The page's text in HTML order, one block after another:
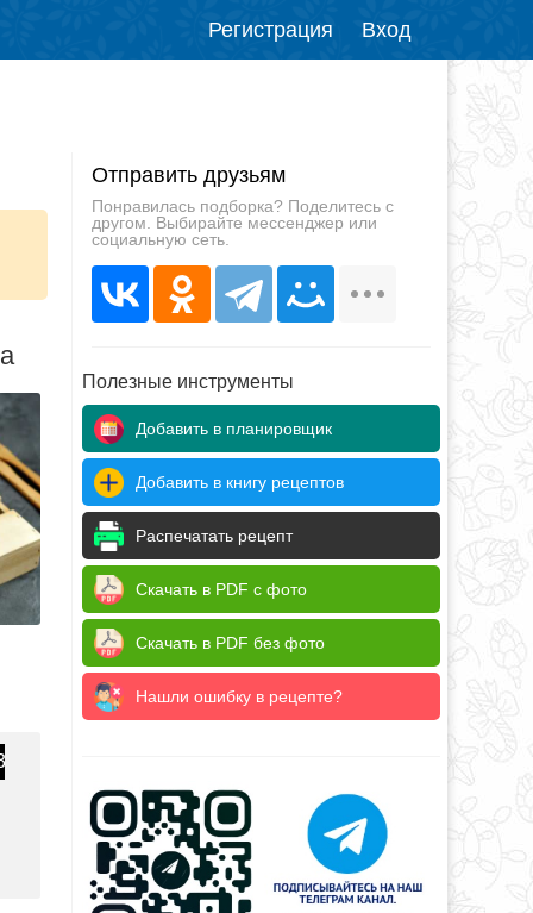
Регистрация Вход
Отправить друзьям
Понравилась подборка? Поделитесь с
другом. Выбирайте мессенджер или
социальную сеть.
Полезные инструменты
Добавить в планировщик
Добавить в книгу рецептов
Распечатать рецепт
Скачать в PDF с фото
Скачать в PDF без фото
Нашли ошибку в рецепте?